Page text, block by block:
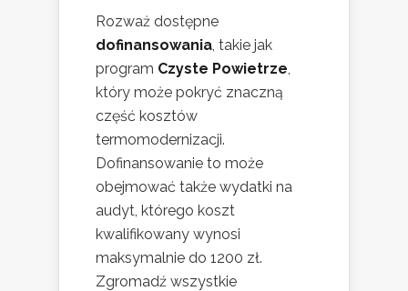
Rozważ dostępne
dofinansowania , takie jak
program Czyste Powietrze
który może pokryć znaczną
część kosztów
termomodernizacji.
Dofinansowanie to może
obejmować także wydatki na
audyt, którego koszt
kwalifikowany wynosi
maksymalnie do 1200 zł.
Zgromadź wszystkie